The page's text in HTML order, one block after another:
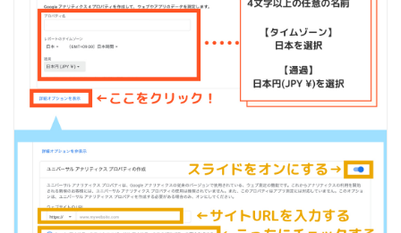
ス
析
す
る
際
の
注
意
点
6